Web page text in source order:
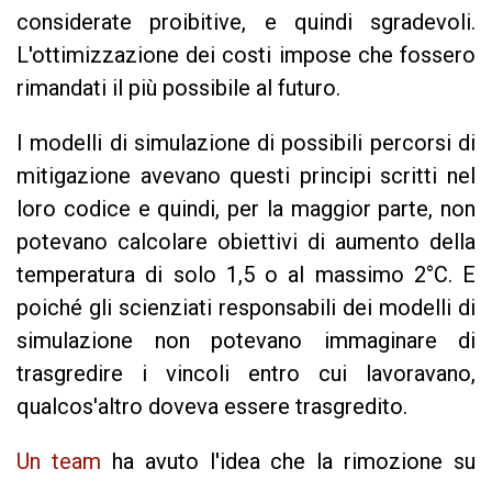
considerate proibitive, e quindi sgradevoli.
L'ottimizzazione dei costi impose che fossero
rimandati il ​​più possibile al futuro.
I modelli di simulazione di possibili percorsi di
mitigazione avevano questi principi scritti nel
loro codice e quindi, per la maggior parte, non
potevano calcolare obiettivi di aumento della
temperatura di solo 1,5 o al massimo 2°C. E
poiché gli scienziati responsabili dei modelli di
simulazione non potevano immaginare di
trasgredire i vincoli entro cui lavoravano,
qualcos'altro doveva essere trasgredito.
Un team ha avuto l'idea che la rimozione su